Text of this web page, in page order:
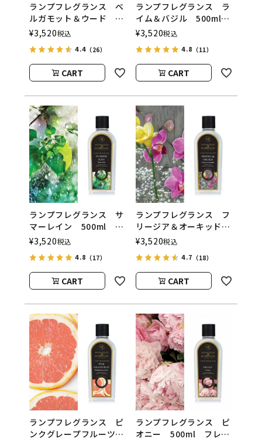
ランプフレグランス ベ
ルガモット＆ウード
500ml フレグランスラ
ンプ用オイル
ASHLEIGH&BURWOOD
（アシュレイアンドバー
ウッド）
¥3,520税込
4.4 （26）
CART
ランプフレグランス ラ
イム＆バジル 500ml
フレグランスランプ用オ
イル
ASHLEIGH&BURWOOD
（アシュレイアンドバー
ウッド）
¥3,520税込
4.8 （11）
CART
ランプフレグランス サ
マーレイン 500ml フ
レグランスランプ用オイ
ル
ASHLEIGH&BURWOOD
（アシュレイアンドバー
ウッド）
¥3,520税込
4.8 （17）
CART
ランプフレグランス フ
リージア＆オーキッド
500ml フレグランスラ
ンプ用オイル
ASHLEIGH&BURWOOD
（アシュレイアンドバー
ウッド）
¥3,520税込
4.7 （18）
CART
ランプフレグランス ピ
ンクグレープフルーツ
ランプフレグランス ピ
オニー 500ml フレグ